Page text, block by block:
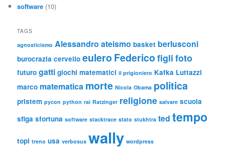
software (10)
TAGS
agnosticismo Alessandro ateismo basket berlusconi
burocrazia cervello eulero Federico figli foto
futuro gatti giochi matematici il prigioniero Kafka Luttazzi
marco matematica morte Nicola Obama politica
pristem pycon python rai Ratzinger religione salvare scuola
sfiga sfortuna software stacktrace stato stukhtra ted tempo
topi treno usa verbosus wally wordpress